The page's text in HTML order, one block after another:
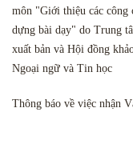
môn "Giới thiệu các
dựng bài dạy" do Trung
xuất bản và Hội đồng
Ngoại ngữ và Tin học
Thông báo về việc nhận